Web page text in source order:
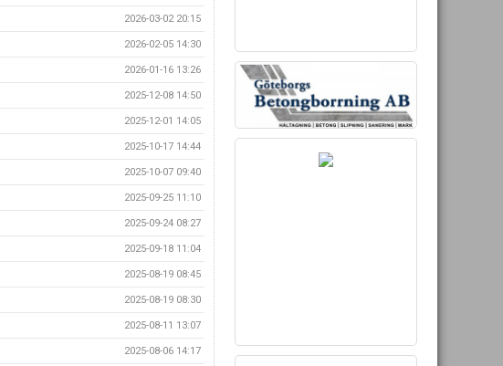
2026-03-02 20:15
2026-02-05 14:30
2026-01-16 13:26
2025-12-08 14:50
2025-12-01 14:05
2025-10-17 14:44
2025-10-07 09:40
2025-09-25 11:10
2025-09-24 08:27
2025-09-18 11:04
2025-08-19 08:45
2025-08-19 08:30
2025-08-11 13:07
2025-08-06 14:17